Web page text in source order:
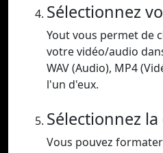
Sélectionnez
Yout vous permet de
votre vidéo/audio
WAV (Audio), MP4
l'un d'eux.
Sélectionnez
Vous pouvez